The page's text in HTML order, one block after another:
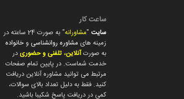
ساعت کار
سایت "مشاورانه
" به صورت 24 ساعته در
زمینه های مشاوره روانشناسی و خانواده
به صورتآنلاین، تلفنی و حضوریدر
خدمت شماست. در پایین تمام صفحات
مرتبط می توانید مشاوره آنلاین دریافت
کنید. فقط به دلیل تعداد بالای سوالات،
کمی در دریافت پاسخ شکیبا باشید.